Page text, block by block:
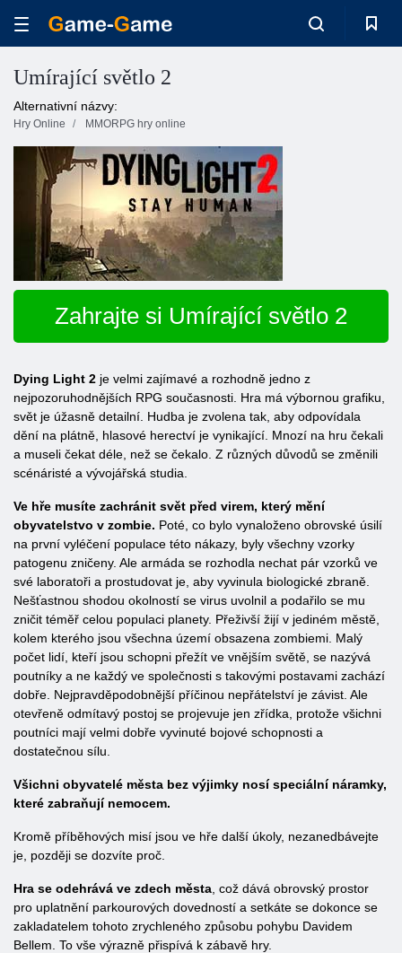
Umírající světlo 2
Alternativní názvy:
Hry Online MMORPG hry online
Zahrajte si Umírající světlo 2
Dying Light 2 je velmi zajímavé a rozhodně jedno z
nejpozoruhodnějších RPG současnosti. Hra má výbornou grafiku,
svět je úžasně detailní. Hudba je zvolena tak, aby odpovídala
dění na plátně, hlasové herectví je vynikající. Mnozí na hru čekali
a museli čekat déle, než se čekalo. Z různých důvodů se změnili
scénáristé a vývojářská studia.
Ve hře musíte zachránit svět před virem, který mění
obyvatelstvo v zombie. Poté, co bylo vynaloženo obrovské úsilí
na první vyléčení populace této nákazy, byly všechny vzorky
patogenu zničeny. Ale armáda se rozhodla nechat pár vzorků ve
své laboratoři a prostudovat je, aby vyvinula biologické zbraně.
Nešťastnou shodou okolností se virus uvolnil a podařilo se mu
zničit téměř celou populaci planety. Přeživší žijí v jediném městě,
kolem kterého jsou všechna území obsazena zombiemi. Malý
počet lidí, kteří jsou schopni přežít ve vnějším světě, se nazývá
poutníky a ne každý ve společnosti s takovými postavami zachází
dobře. Nejpravděpodobnější příčinou nepřátelství je závist. Ale
otevřeně odmítavý postoj se projevuje jen zřídka, protože všichni
poutníci mají velmi dobře vyvinuté bojové schopnosti a
dostatečnou sílu.
Všichni obyvatelé města bez výjimky nosí speciální náramky,
které zabraňují nemocem.
Kromě příběhových misí jsou ve hře další úkoly, nezanedbávejte
je, později se dozvíte proč.
Hra se odehrává ve zdech města , což dává obrovský prostor
pro uplatnění parkourových dovedností a setkáte se dokonce se
zakladatelem tohoto zrychleného způsobu pohybu Davidem
Bellem. To vše výrazně přispívá k zábavě hry.